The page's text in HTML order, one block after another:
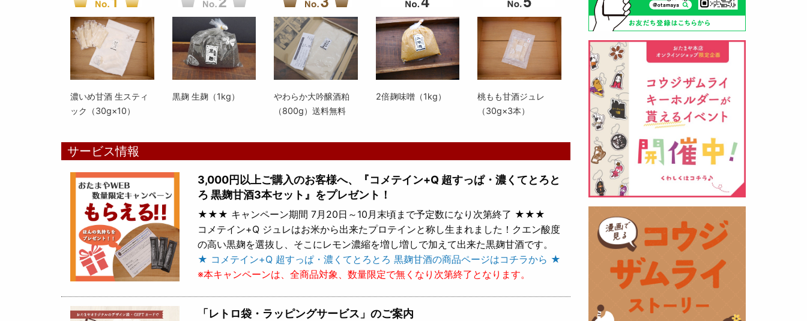
濃いめ甘酒 生スティ
ック（30g×10）
黒麹 生麹（1kg）
やわらか大吟醸酒粕
（800g）送料無料
2倍麹味噌（1kg）
桃もも甘酒ジュレ
（30g×3本）
サービス情報
3,000円以上ご購入のお客様へ、『コメテイン+Q 超すっぱ・濃くてとろと
ろ 黒麹甘酒3本セット』をプレゼント！
★★★ キャンペーン期間 7月20日～10月末頃まで予定数になり次第終了 ★★★
コメテイン+Q ジュレはお米から出来たプロテインと称し生まれました！クエン酸度
の高い黒麹を選抜し、そこにレモン濃縮を増し増しで加えて出来た黒麹甘酒です。
★ コメテイン+Q 超すっぱ・濃くてとろとろ 黒麹甘酒の商品ページはコチラから ★
※本キャンペーンは、全商品対象、数量限定で無くなり次第終了となります。
「レトロ袋・ラッピングサービス」のご案内
山形酒蔵の今期新粕を低温でじっ
くりと熟成させて、とろり漬け込
まみをしっかりと引き出して出来
ました。野菜、お魚、お肉等の漬
け込みにどうぞ・・・
クロ黒麹甘酒 スティック新発売
（2026年03月08日）
黒麹の天然クエン酸で運動の為に
最大の機能を発揮出来るよう開発
しました。少しゆるく仕上がりま
したので初回ロット8,000本程度
を訳あり価格で提供します。品質
や栄養価には問題ありませんので
お早めにどうぞ・・・